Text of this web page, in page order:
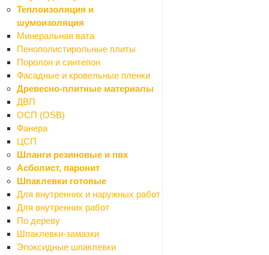
Теплоизоляция и
шумоизоляция
Минеральная вата
Пенополистирольные плиты
Поролон и синтепон
Фасадные и кровельные пленки
Древесно-плитные материалы
ДВП
ОСП (OSB)
Фанера
ЦСП
Шланги резиновые и пвх
Асболист, паронит
Шпаклевки готовые
Для внутренних и наружных работ
Для внутренних работ
По дереву
Шпаклевки-замазки
Эпоксидные шпаклевки
Volna3
Wirquin2
Wkret-Met2
Zalel14
Zegor1
Ани-пласт7
Антей1
Веселый Роджер
ВИЗ1
Громикс
Ермак
ИнкоЭр 6
КАКСА-А 28
Керамин5
КЗСК33
Кировская керамика2
МАК5
Мирсант8
Оскольская керамика3